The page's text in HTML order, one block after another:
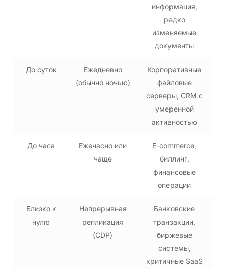
информация,
редко
изменяемые
документы
До суток
Ежедневно
(обычно ночью)
Корпоративные
файловые
серверы, CRM с
умеренной
активностью
До часа
Ежечасно или
чаще
E-commerce,
биллинг,
финансовые
операции
Близко к
нулю
Непрерывная
репликация
(CDP)
Банковские
транзакции,
биржевые
системы,
критичные SaaS